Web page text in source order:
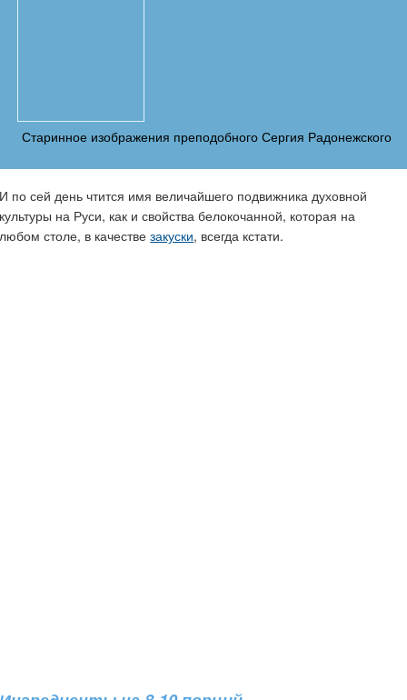
Старинное изображения преподобного Сергия Радонежского
И по сей день чтится имя величайшего подвижника духовной
культуры на Руси, как и свойства белокочанной, которая на
любом столе, в качествезакуски, всегда кстати.